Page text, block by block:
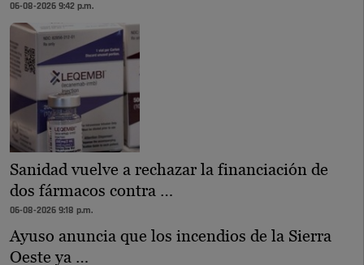
06-08-2026 9:42 p.m.
Sanidad vuelve a rechazar la financiación de
dos fármacos contra …
06-08-2026 9:18 p.m.
Ayuso anuncia que los incendios de la Sierra
Oeste ya …